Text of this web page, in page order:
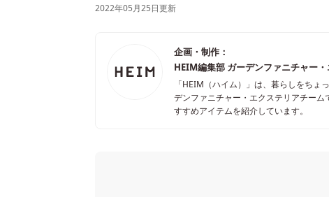
2022年05月25日更新
企画・制作：
HEIM編集部 ガーデンファニチャー
「HEIM（ハイム）」は、暮らしをち
デンファニチャー・エクステリアチー
すすめアイテムを紹介しています。